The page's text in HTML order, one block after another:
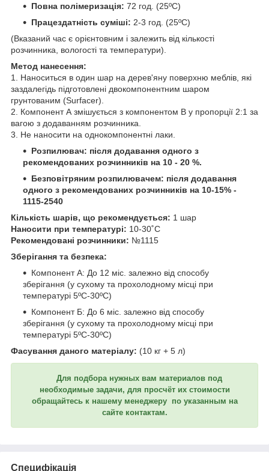
Повна полімеризація: 72 год. (25ºC)
Працездатність суміші: 2-3 год. (25ºC)
(Вказаний час є орієнтовним і залежить від кількості
розчинника, вологості та температури).
Метод нанесення:
1. Наноситься в один шар на дерев'яну поверхню меблів, які
заздалегідь підготовлені двокомпонентним шаром
грунтованим (Surfacer).
2. Компонент А змішується з компонентом B у пропорції 2:1 за
вагою з додаванням розчинника.
3. Не наносити на однокомпонентні лаки.
Розпилювач: після додавання одного з
рекомендованих розчинників на 10 - 20 %.
Безповітряним розпилювачем: після додавання
одного з рекомендованих розчинників на 10-15% -
1115-2540
Кількість шарів, що рекомендується: 1 шар
Наносити при температурі: 10-30˚C
Рекомендовані розчинники: №1115
Зберігання та безпека:
Компонент А: До 12 міс. залежно від способу
зберігання (у сухому та прохолодному місці при
температурі 5ºC-30ºC)
Компонент Б: До 6 міс. залежно від способу
зберігання (у сухому та прохолодному місці при
температурі 5ºC-30ºC)
Фасування даного матеріалу: (10 кг + 5 л)
Для подбора нужных вам материалов под
необходимые задачи, для просчёт их стоимости
обращайтесь к нашему менеджеру по указанным на
сайте контактам.
Специфікація